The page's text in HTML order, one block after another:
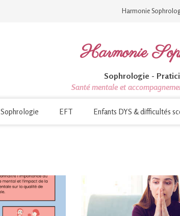
Harmonie
Harmonie
Sophrologie -
Santé mentale et
Sophrologie EFT Enfants DYS & difficultés